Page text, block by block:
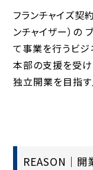
フランチャイズ契
ンチャイザー）の
て事業を行うビジ
本部の支援を受
独立開業を目指す
REASON｜開